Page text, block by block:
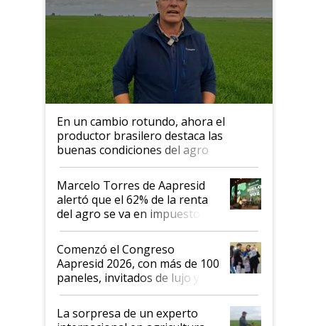
En un cambio rotundo, ahora el
productor brasilero destaca las
buenas condiciones del agro
argentino para invertir: "Los veo
más motivados"
Marcelo Torres de Aapresid
alertó que el 62% de la renta
del agro se va en impuestos:
"No es bueno que en
Argentina se sigan discutiendo
las mismas cosas de hace 50
años"
Comenzó el Congreso
Aapresid 2026, con más de 100
paneles, invitados de lujo y
todas las tendencias
La sorpresa de un experto